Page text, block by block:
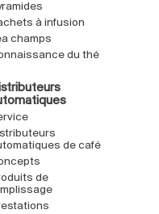
à infusion
champs
du thé
de café
de